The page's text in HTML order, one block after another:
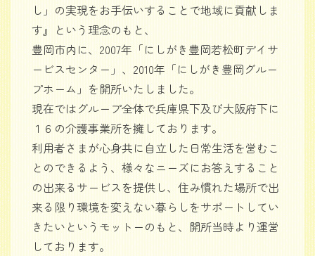
し」の実現をお手伝いすることで地域に貢献しま
す』という理念のもと、
豊岡市内に、2007年「にしがき豊岡若松町デイサ
ービスセンター」、2010年「にしがき豊岡グルー
プホーム」を開所いたしました。
現在ではグループ全体で兵庫県下及び大阪府下に
１６の介護事業所を擁しております。
利用者さまが心身共に自立した日常生活を営むこ
とのできるよう、様々なニーズにお答えすること
の出来るサービスを提供し、住み慣れた場所で出
来る限り環境を変えない暮らしをサポートしてい
きたいというモットーのもと、開所当時より運営
しております。